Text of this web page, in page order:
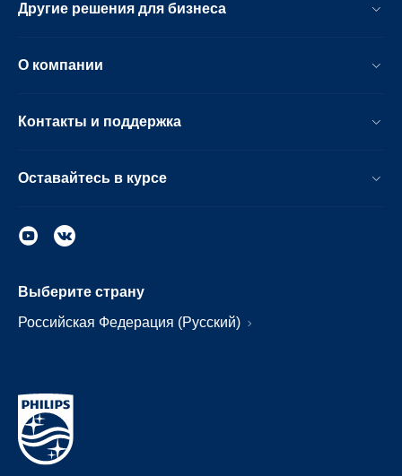
Другие решения для бизнеса
О компании
Контакты и поддержка
Оставайтесь в курсе
Выберите страну
Российская Федерация (Русский)